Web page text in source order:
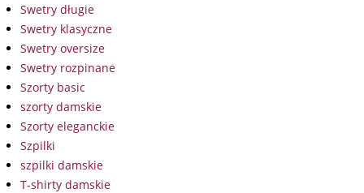
Swetry długie
Swetry klasyczne
Swetry oversize
Swetry rozpinane
Szorty basic
szorty damskie
Szorty eleganckie
Szpilki
szpilki damskie
T-shirty damskie